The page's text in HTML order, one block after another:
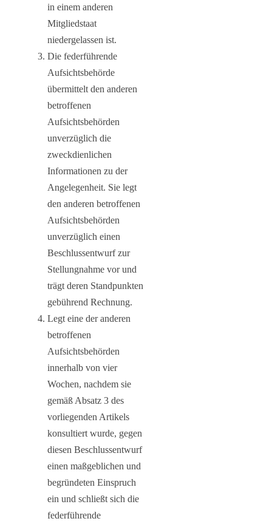
in einem anderen
Mitgliedstaat
niedergelassen ist.
Die federführende
Aufsichtsbehörde
übermittelt den anderen
betroffenen
Aufsichtsbehörden
unverzüglich die
zweckdienlichen
Informationen zu der
Angelegenheit. Sie legt
den anderen betroffenen
Aufsichtsbehörden
unverzüglich einen
Beschlussentwurf zur
Stellungnahme vor und
trägt deren Standpunkten
gebührend Rechnung.
Legt eine der anderen
betroffenen
Aufsichtsbehörden
innerhalb von vier
Wochen, nachdem sie
gemäß Absatz 3 des
vorliegenden Artikels
konsultiert wurde, gegen
diesen Beschlussentwurf
einen maßgeblichen und
begründeten Einspruch
ein und schließt sich die
federführende